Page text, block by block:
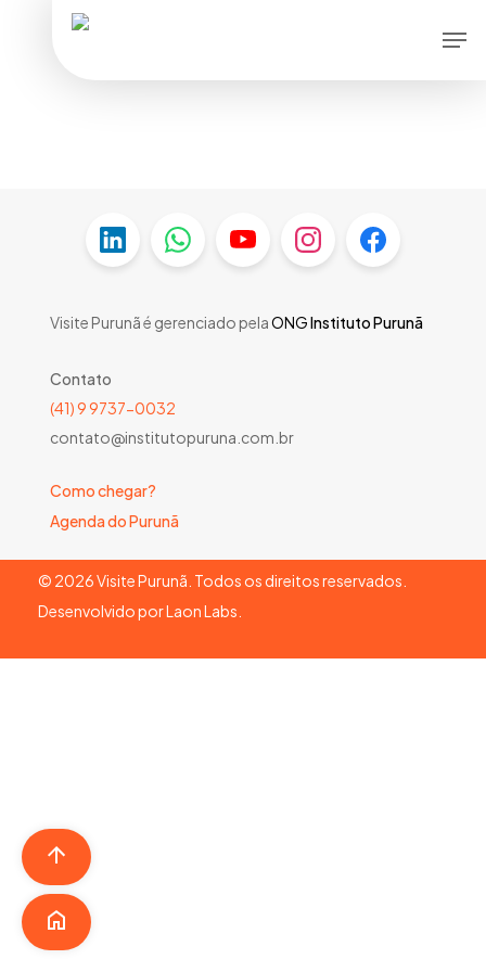
Visite Purunã é gerenciado pelaONGInstituto Purunã
Contato
(41) 9 9737-0032
contato@institutopuruna.com.br
Como chegar?
Agenda do Purunã
© 2026Visite Purunã. Todos os direitos reservados.
Desenvolvido porLaon Labs